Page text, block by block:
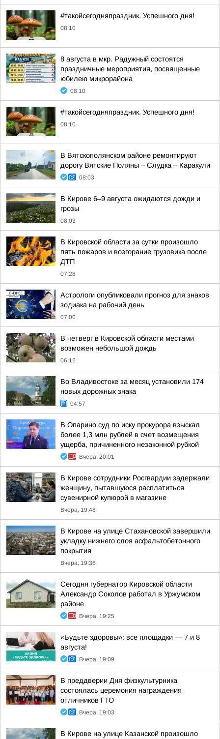
#такойсегодняпраздник. Успешного дня!
08:10
8 августа в мкр. Радужный состоятся
праздничные мероприятия, посвященные
юбилею микрорайона
08:10
#такойсегодняпраздник. Успешного дня!
08:10
В Вятскополянском районе ремонтируют
дорогу Вятские Поляны – Слудка – Каракули
08:03
В Кирове 6–9 августа ожидаются дожди и
грозы
08:03
В Кировской области за сутки произошло
пять пожаров и возгорание грузовика после
ДТП
07:28
Астрологи опубликовали прогноз для знаков
зодиака на рабочий день
07:06
В четверг в Кировской области местами
возможен небольшой дождь
06:12
Во Владивостоке за месяц установили 174
новых дорожных знака
04:57
В Опарино суд по иску прокурора взыскал
более 1,3 млн рублей в счет возмещения
ущерба, причиненного незаконной рубкой
Вчера, 20:01
В Кирове сотрудники Росгвардии задержали
женщину, пытавшуюся расплатиться
сувенирной купюрой в магазине
Вчера, 19:48
В Кирове на улице Стахановской завершили
укладку нижнего слоя асфальтобетонного
покрытия
Вчера, 19:36
Сегодня губернатор Кировской области
Александр Соколов работал в Уржумском
районе
Вчера, 19:25
«Будьте здоровы»: все площадки — 7 и 8
августа!
Вчера, 19:09
В преддверии Дня физкультурника
состоялась церемония награждения
отличников ГТО
Вчера, 19:03
В Кирове на улице Казанской произошло